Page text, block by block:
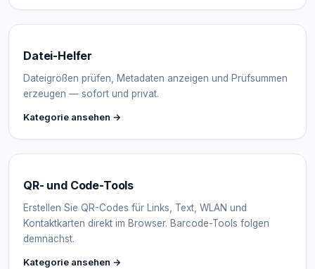
Datei-Helfer
Dateigrößen prüfen, Metadaten anzeigen und Prüfsummen
erzeugen — sofort und privat.
Kategorie ansehen →
QR- und Code-Tools
Erstellen Sie QR-Codes für Links, Text, WLAN und
Kontaktkarten direkt im Browser. Barcode-Tools folgen
demnächst.
Kategorie ansehen →